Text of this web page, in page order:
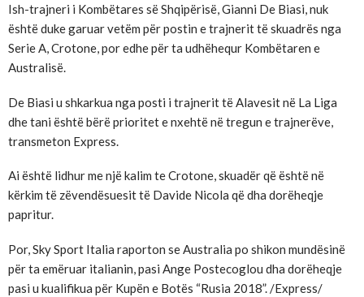
Ish-trajneri i Kombëtares së Shqipërisë, Gianni De Biasi, nuk
është duke garuar vetëm për postin e trajnerit të skuadrës nga
Serie A, Crotone, por edhe për ta udhëhequr Kombëtaren e
Australisë.
De Biasi u shkarkua nga posti i trajnerit të Alavesit në La Liga
dhe tani është bërë prioritet e nxehtë në tregun e trajnerëve,
transmeton Express.
Ai është lidhur me një kalim te Crotone, skuadër që është në
kërkim të zëvendësuesit të Davide Nicola që dha dorëheqje
papritur.
Por, Sky Sport Italia raporton se Australia po shikon mundësinë
për ta emëruar italianin, pasi Ange Postecoglou dha dorëheqje
pasi u kualifikua për Kupën e Botës “Rusia 2018”. /Express/